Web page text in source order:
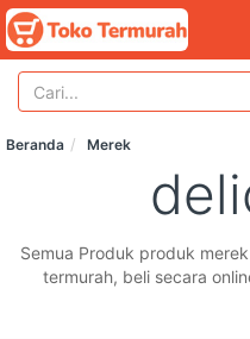
Beranda Merek
Semua Produk produk
termurah, beli secara